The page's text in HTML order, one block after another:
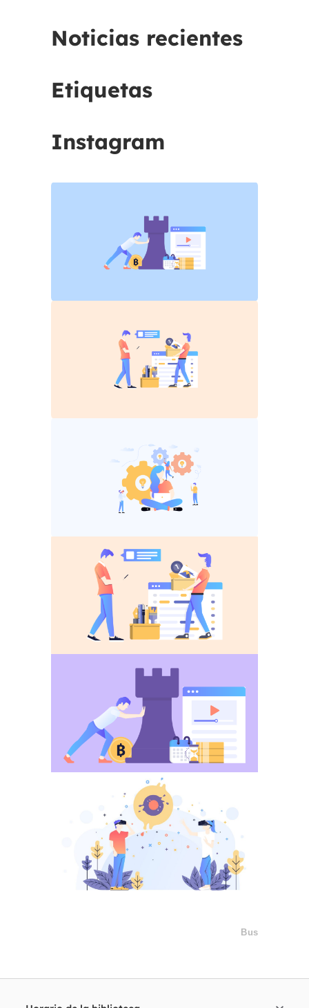
Noticias recientes
Etiquetas
Instagram